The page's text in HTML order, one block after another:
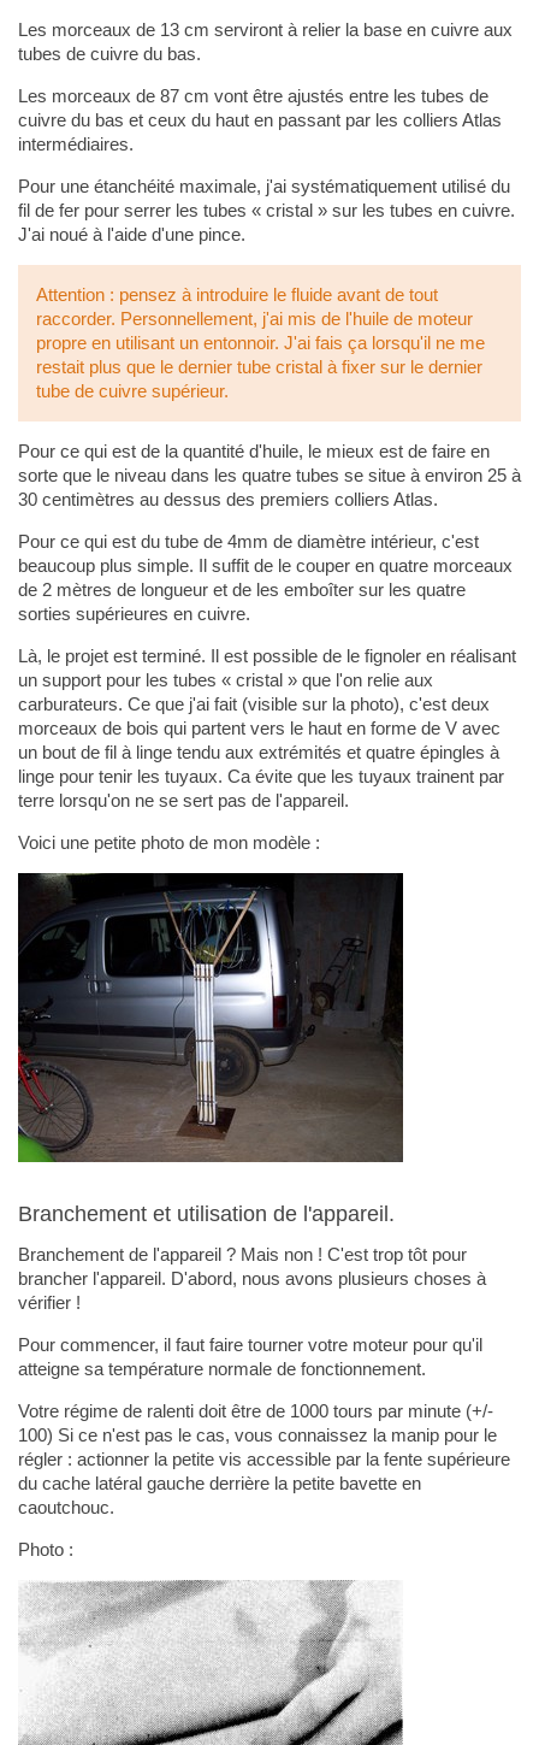
Les morceaux de 13 cm serviront à relier la base en cuivre aux
tubes de cuivre du bas.
Les morceaux de 87 cm vont être ajustés entre les tubes de
cuivre du bas et ceux du haut en passant par les colliers Atlas
intermédiaires.
Pour une étanchéité maximale, j'ai systématiquement utilisé du
fil de fer pour serrer les tubes « cristal » sur les tubes en cuivre.
J'ai noué à l'aide d'une pince.
Attention : pensez à introduire le fluide avant de tout
raccorder. Personnellement, j'ai mis de l'huile de moteur
propre en utilisant un entonnoir. J'ai fais ça lorsqu'il ne me
restait plus que le dernier tube cristal à fixer sur le dernier
tube de cuivre supérieur.
Pour ce qui est de la quantité d'huile, le mieux est de faire en
sorte que le niveau dans les quatre tubes se situe à environ 25 à
30 centimètres au dessus des premiers colliers Atlas.
Pour ce qui est du tube de 4mm de diamètre intérieur, c'est
beaucoup plus simple. Il suffit de le couper en quatre morceaux
de 2 mètres de longueur et de les emboîter sur les quatre
sorties supérieures en cuivre.
Là, le projet est terminé. Il est possible de le fignoler en réalisant
un support pour les tubes « cristal » que l'on relie aux
carburateurs. Ce que j'ai fait (visible sur la photo), c'est deux
morceaux de bois qui partent vers le haut en forme de V avec
un bout de fil à linge tendu aux extrémités et quatre épingles à
linge pour tenir les tuyaux. Ca évite que les tuyaux trainent par
terre lorsqu'on ne se sert pas de l'appareil.
Voici une petite photo de mon modèle :
Branchement et utilisation de l'appareil.
Branchement de l'appareil ? Mais non ! C'est trop tôt pour
brancher l'appareil. D'abord, nous avons plusieurs choses à
vérifier !
Pour commencer, il faut faire tourner votre moteur pour qu'il
atteigne sa température normale de fonctionnement.
Votre régime de ralenti doit être de 1000 tours par minute (+/-
100) Si ce n'est pas le cas, vous connaissez la manip pour le
régler : actionner la petite vis accessible par la fente supérieure
du cache latéral gauche derrière la petite bavette en
caoutchouc.
Photo :